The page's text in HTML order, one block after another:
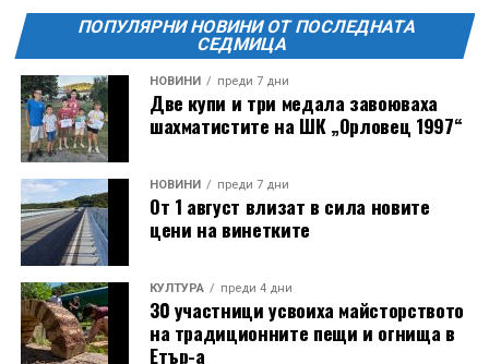
ПОПУЛЯРНИ НОВИНИ ОТ ПОСЛЕДНАТА
СЕДМИЦА
НОВИНИ преди 7 дни
Две купи и три медала завоюваха
шахматистите на ШК „Орловец 1997“
НОВИНИ преди 7 дни
От 1 август влизат в сила новите
цени на винетките
КУЛТУРА преди 4 дни
30 участници усвоиха майсторството
на традиционните пещи и огнища в
Етър-а